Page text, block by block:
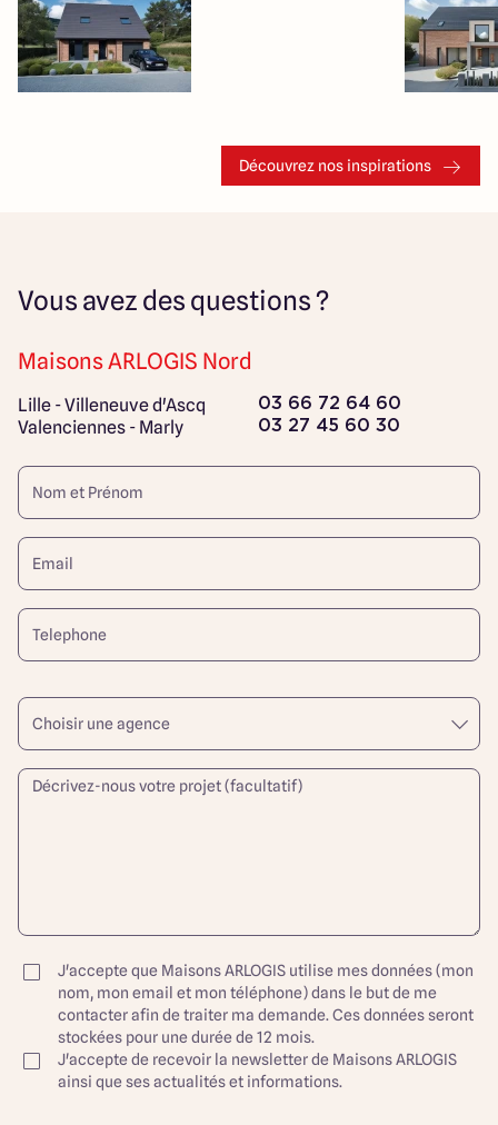
Découvrez nos inspirations
Vous avez des questions ?
Maisons ARLOGIS Nord
Lille - Villeneuve d'Ascq 03 66 72 64 60
Valenciennes - Marly 03 27 45 60 30
J'accepte que Maisons ARLOGIS utilise mes données (mon
nom, mon email et mon téléphone) dans le but de me
contacter afin de traiter ma demande. Ces données seront
stockées pour une durée de 12 mois.
J'accepte de recevoir la newsletter de Maisons ARLOGIS
ainsi que ses actualités et informations.